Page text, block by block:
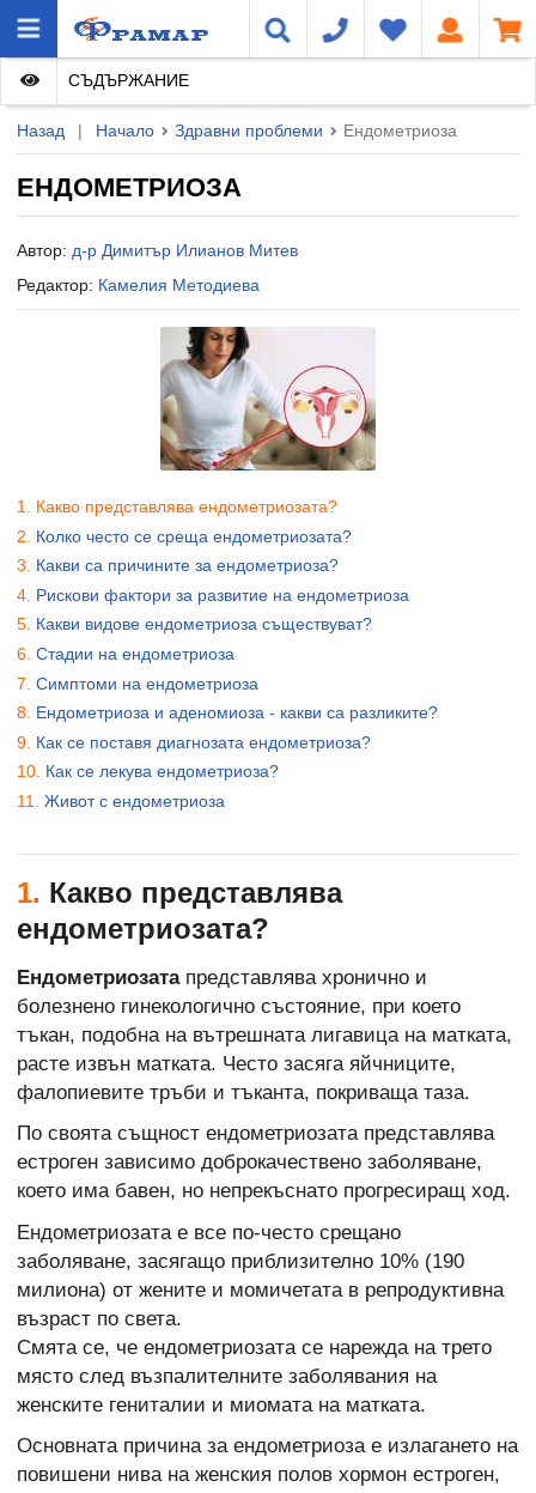
Назад | Начало Здравни проблеми Ендометриоза
ЕНДОМЕТРИОЗА
Автор: д-р Димитър Илианов Митев
Редактор: Камелия Методиева
СЪДЪРЖАНИЕ
Какво представлява ендометриозата?
Колко често се среща ендометриозата?
Какви са причините за ендометриоза?
Рискови фактори за развитие на ендометриоза
Какви видове ендометриоза съществуват?
Стадии на ендометриоза
Симптоми на ендометриоза
Ендометриоза и аденомиоза - какви са разликите?
Как се поставя диагнозата ендометриоза?
Как се лекува ендометриоза?
Живот с ендометриоза
1. Какво представлява
ендометриозата?
Ендометриозатапредставлява хронично и
болезнено гинекологично състояние, при което
тъкан, подобна на вътрешната лигавица на матката,
расте извън матката. Често засяга яйчниците,
фалопиевите тръби и тъканта, покриваща таза.
По своята същност ендометриозата представлява
естроген зависимо доброкачествено заболяване,
което има бавен, но непрекъснато прогресиращ ход.
Ендометриозата е все по-често срещано
заболяване, засягащо приблизително 10% (190
милиона) от жените и момичетата в репродуктивна
възраст по света.
Смята се, че ендометриозата се нарежда на трето
място след възпалителните заболявания на
женските гениталии и миомата на матката.
Основната причина за ендометриоза е излагането на
повишени нива на женския полов хормон естроген,